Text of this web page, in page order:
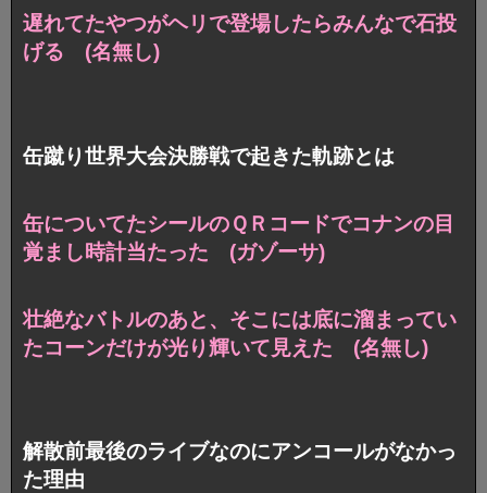
遅れてたやつがヘリで登場したらみんなで石投
げる (名無し)
缶蹴り世界大会決勝戦で起きた軌跡とは
缶についてたシールのＱＲコードでコナンの目
覚まし時計当たった (ガゾーサ)
壮絶なバトルのあと、そこには底に溜まってい
たコーンだけが光り輝いて見えた (名無し)
解散前最後のライブなのにアンコールがなかっ
た理由